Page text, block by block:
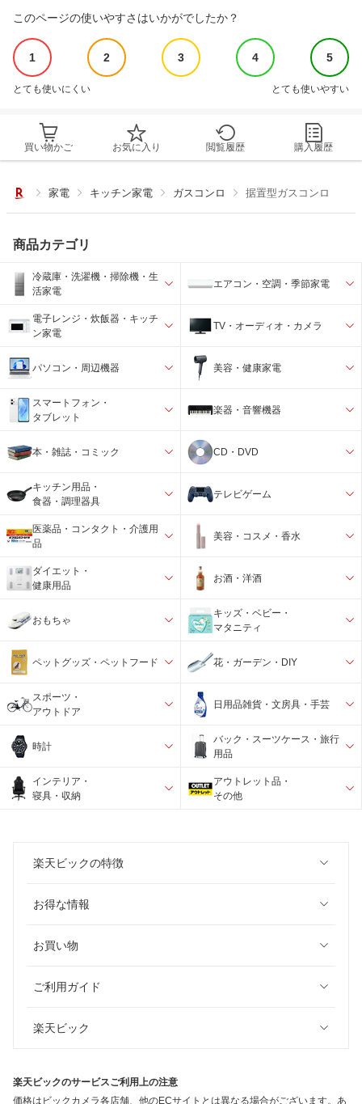
このページの使いやすさはいかがでしたか？
1 2 3 4 5
とても使いにくい とても使いやすい
買い物かご お気に入り 閲覧履歴 購入履歴
家電 キッチン家電 ガスコンロ 据置型ガスコンロ
商品カテゴリ
冷蔵庫・洗濯機・掃除機・生
活家電
エアコン・空調・季節家電
電子レンジ・炊飯器・キッチ
ン家電
TV・オーディオ・カメラ
パソコン・周辺機器 美容・健康家電
スマートフォン・
タブレット
楽器・音響機器
本・雑誌・コミック CD・DVD
キッチン用品・
食器・調理器具
テレビゲーム
医薬品・コンタクト・介護用
品
美容・コスメ・香水
ダイエット・
健康用品
お酒・洋酒
おもちゃ
キッズ・ベビー・
マタニティ
ペットグッズ・ペットフード 花・ガーデン・DIY
スポーツ・
アウトドア
日用品雑貨・文房具・手芸
時計
バック・スーツケース・旅行
用品
インテリア・
寝具・収納
アウトレット品・
その他
楽天ビックの特徴
お得な情報
お買い物
ご利用ガイド
楽天ビック
楽天ビックのサービスご利用上の注意
価格はビックカメラ各店舗、他のECサイトとは異なる場合がございます。あ